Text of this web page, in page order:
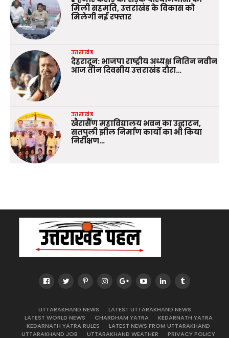
मिली सहमति, उत्तराखंड के विकास को
मिलेगी नई रफ्तार
उत्तराखंड
देहरादून: भाजपा राष्ट्रीय अध्यक्ष नितिन नवीन
आज तीन दिवसीय उत्तराखंड दौरा…
उत्तराखंड
खैरासैंण महाविद्यालय भवन का उद्घाटन,
सतपुली झील निर्माण कार्यों का भी किया
निरीक्षण…
UTTARAKHAND NEWS
LATEST UTTARAKHAND NEWS
LATEST WORLD NEWS
CHARDHAM YATRA
KEDARNATH YATRA
KEDARNATH YATRA RULES
LATEST NEWS FROM UTTARAKHAND
UTTARAKHAND JOB
UTTARAKHAND WEATHER PRIVACY POLICY